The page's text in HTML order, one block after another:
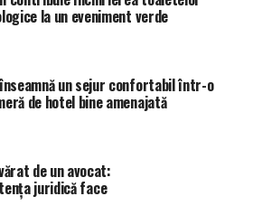
folosi roboţi, apoi oameni, care să
ştiinţifice pe suprafaţa satelitului
legat de acest buget, şi despre o
Europa, luna lui Jupiter, şi despre
Space Telescope, şi a spus că va
şi dezvoltarea primei misiuni de
Marte, cu Mars Sample Return.
la un eveniment verde
un sejur confortabil într-o
de hotel bine amenajată
de un avocat:
juridică face